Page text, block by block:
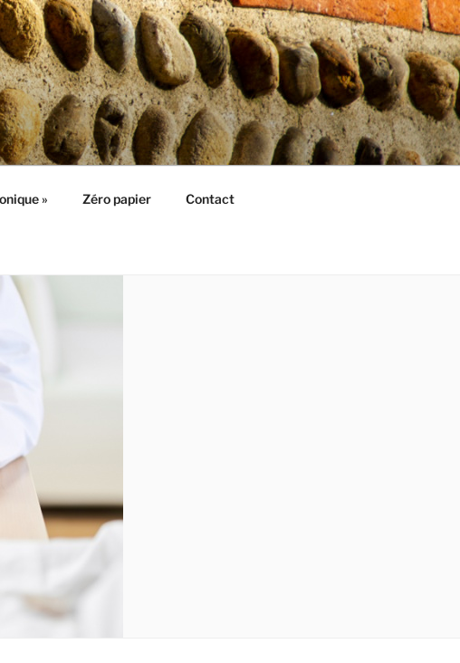
» Zéro papier Contact